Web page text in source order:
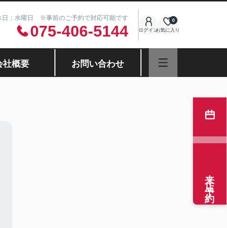
：水曜日 ※事前のご予約で対応可能です
075-406-5144 ログインお気に入り
0
社概要 お問い合わせ
来店予約